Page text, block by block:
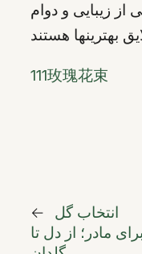
از زیبایی و دوام
111玫瑰花束
←
انتخاب گل
برای مادر؛ از دل تا